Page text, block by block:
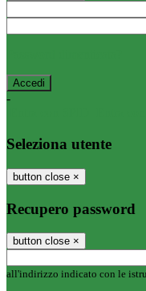
-
Seleziona utente
button close ×
Recupero password
button close ×
all'indirizzo indicato con le